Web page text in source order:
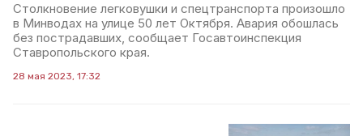
Столкновение легковушки и спецтранспорта произошло
в Минводах на улице 50 лет Октября. Авария обошлась
без пострадавших, сообщает Госавтоинспекция
Ставропольского края.
28 мая 2023, 17:32